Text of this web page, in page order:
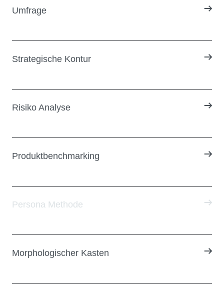
Umfrage
Strategische Kontur
Risiko Analyse
Produktbenchmarking
Persona Methode
Morphologischer Kasten